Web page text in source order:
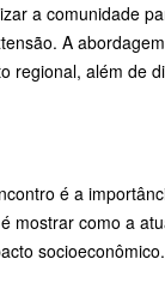
a comunidade
A
regional, além de
é a
mostrar como a
socioeconômico.